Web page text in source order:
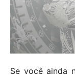
Se você ainda